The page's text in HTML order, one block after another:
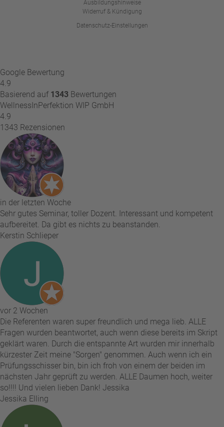
Ausbildungshinweise
Widerruf & Kündigung
Datenschutz-Einstellungen
Google Bewertung
4.9
Basierend auf 1343 Bewertungen
WellnessInPerfektion WIP GmbH
4.9
1343 Rezensionen
in der letzten Woche
Sehr gutes Seminar, toller Dozent. Interessant und kompetent
aufbereitet. Da gibt es nichts zu beanstanden.
Kerstin Schlieper
vor 2 Wochen
Die Referenten waren super freundlich und mega lieb. ALLE
Fragen wurden beantwortet, auch wenn diese bereits im Skript
geklärt waren. Durch die entspannte Art wurden mir innerhalb
kürzester Zeit meine "Sorgen" genommen. Auch wenn ich ein
Prüfungsschisser bin, bin ich froh von einem der beiden im
nächsten Jahr geprüft zu werden. ALLE Daumen hoch, weiter
so!!!! Und vielen lieben Dank! Jessika
Jessika Elling